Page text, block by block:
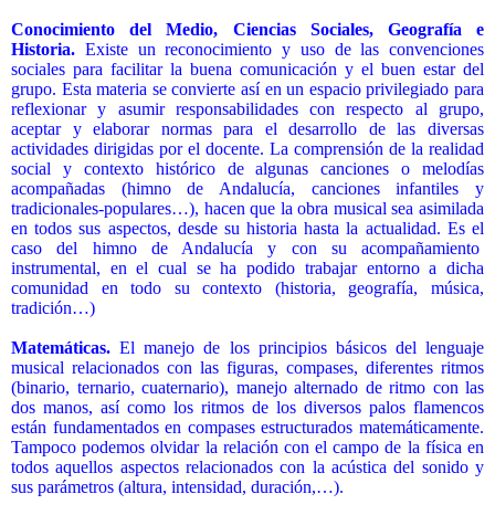
Conocimiento del Medio, Ciencias Sociales, Geografía e
Historia. Existe un reconocimiento y uso de las convenciones
sociales para facilitar la buena comunicación y el buen estar del
grupo. Esta materia se convierte así en un espacio privilegiado para
reflexionar y asumir responsabilidades con respecto al grupo,
aceptar y elaborar normas para el desarrollo de las diversas
actividades dirigidas por el docente. La comprensión de la realidad
social y contexto histórico de algunas canciones o melodías
acompañadas (himno de Andalucía, canciones infantiles y
tradicionales-populares…), hacen que la obra musical sea asimilada
en todos sus aspectos, desde su historia hasta la actualidad. Es el
caso del himno de Andalucía y con su acompañamiento
instrumental, en el cual se ha podido trabajar entorno a dicha
comunidad en todo su contexto (historia, geografía, música,
tradición…)
Matemáticas. El manejo de los principios básicos del lenguaje
musical relacionados con las figuras, compases, diferentes ritmos
(binario, ternario, cuaternario), manejo alternado de ritmo con las
dos manos, así como los ritmos de los diversos palos flamencos
están fundamentados en compases estructurados matemáticamente.
Tampoco podemos olvidar la relación con el campo de la física en
todos aquellos aspectos relacionados con la acústica del sonido y
sus parámetros (altura, intensidad, duración,…).